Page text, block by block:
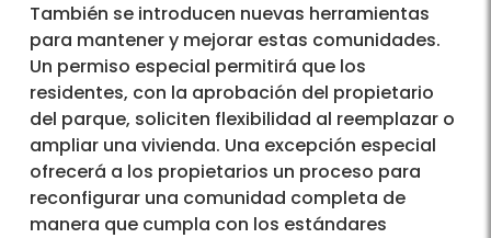
También se introducen nuevas herramientas
para mantener y mejorar estas comunidades.
Un permiso especial permitirá que los
residentes, con la aprobación del propietario
del parque, soliciten flexibilidad al reemplazar o
ampliar una vivienda. Una excepción especial
ofrecerá a los propietarios un proceso para
reconfigurar una comunidad completa de
manera que cumpla con los estándares